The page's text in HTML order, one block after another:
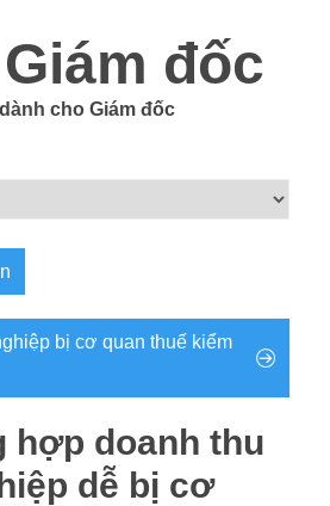
đốc
cho Giám đốc
bị cơ quan thuế kiểm
hợp doanh thu
dễ bị cơ